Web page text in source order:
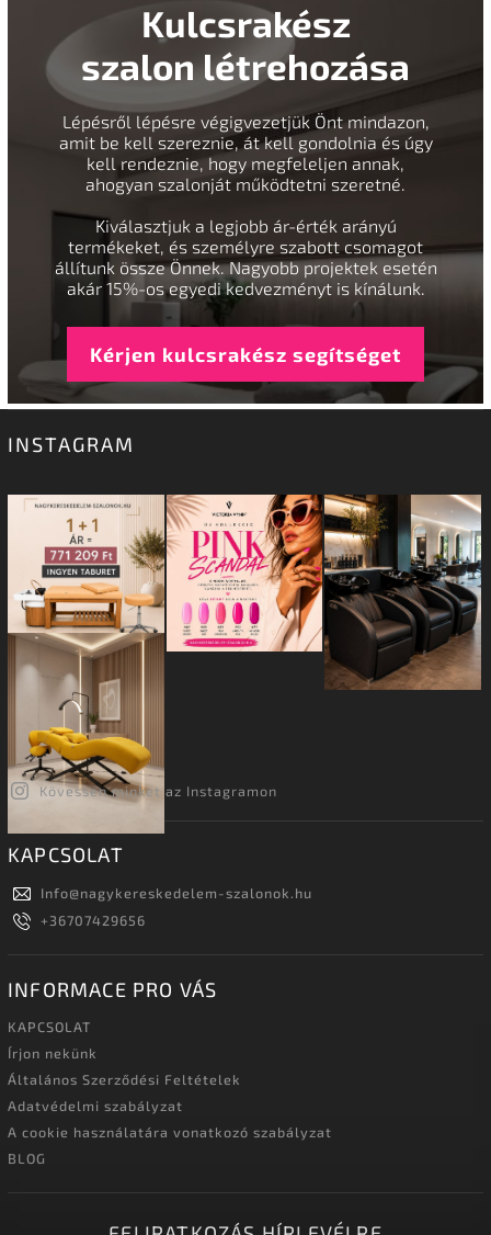
Kulcsrakész
szalon létrehozása
Lépésről lépésre végigvezetjük Önt mindazon,
amit be kell szereznie, át kell gondolnia és úgy
kell rendeznie, hogy megfeleljen annak,
ahogyan szalonját működtetni szeretné.
Kiválasztjuk a legjobb ár-érték arányú
termékeket, és személyre szabott csomagot
állítunk össze Önnek. Nagyobb projektek esetén
akár 15%-os egyedi kedvezményt is kínálunk.
Kérjen kulcsrakész segítséget
INSTAGRAM
Kövessen minket az Instagramon
KAPCSOLAT
Info@nagykereskedelem-szalonok.hu
+36707429656
INFORMACE PRO VÁS
KAPCSOLAT
Írjon nekünk
Általános Szerződési Feltételek
Adatvédelmi szabályzat
A cookie használatára vonatkozó szabályzat
BLOG